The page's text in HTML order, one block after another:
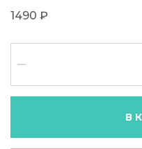
1490 ₽
В